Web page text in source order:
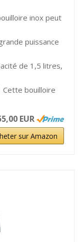
inox peut
puissance
de 1,5 litres,
Cette bouilloire
EUR
sur Amazon